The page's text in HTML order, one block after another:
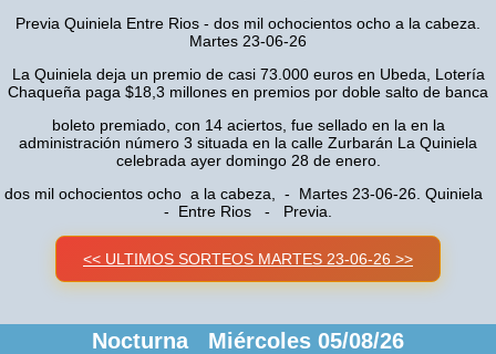
Previa Quiniela Entre Rios - dos mil ochocientos ocho a la cabeza.
Martes 23-06-26
La Quiniela deja un premio de casi 73.000 euros en Ubeda, Lotería
Chaqueña paga $18,3 millones en premios por doble salto de banca
boleto premiado, con 14 aciertos, fue sellado en la en la
administración número 3 situada en la calle Zurbarán La Quiniela
celebrada ayer domingo 28 de enero.
dos mil ochocientos ocho a la cabeza, - Martes 23-06-26. Quiniela
- Entre Rios - Previa.
<< ULTIMOS SORTEOS MARTES 23-06-26 >>
Nocturna Miércoles 05/08/26